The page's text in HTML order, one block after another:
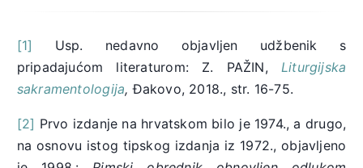
[1]
Usp. nedavno objavljen udžbenik s
pripadajućom literaturom: Z. PAŽIN, Liturgijska
sakramentologija, Đakovo, 2018., str. 16-75.
[2] Prvo izdanje na hrvatskom bilo je 1974., a drugo,
na osnovu istog tipskog izdanja iz 1972., objavljeno